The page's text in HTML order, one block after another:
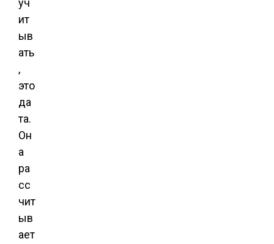
уч
ит
ыв
ать
,
это
да
та.
Он
а
ра
сс
чит
ыв
ает